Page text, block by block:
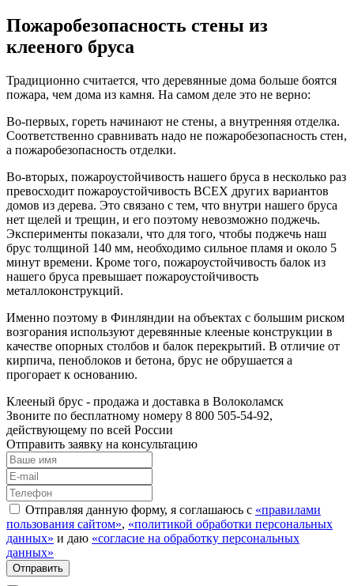
Пожаробезопасность стены из
клееного бруса
Традиционно считается, что деревянные дома больше боятся
пожара, чем дома из камня. На самом деле это не верно:
Во-первых, гореть начинают не стены, а внутренняя отделка.
Соответственно сравнивать надо не пожаробезопасность стен,
а пожаробезопасность отделки.
Во-вторых, пожароустойчивость нашего бруса в несколько раз
превосходит пожароустойчивость ВСЕХ других вариантов
домов из дерева. Это связано с тем, что внутри нашего бруса
нет щелей и трещин, и его поэтому невозможно поджечь.
Эксперименты показали, что для того, чтобы поджечь наш
брус толщиной 140 мм, необходимо сильное пламя и около 5
минут времени. Кроме того, пожароустойчивость балок из
нашего бруса превышает пожароустойчивость
металлоконструкций.
Именно поэтому в Финляндии на объектах с большим риском
возгорания используют деревянные клееные конструкции в
качестве опорных столбов и балок перекрытий. В отличие от
кирпича, пеноблоков и бетона, брус не обрушается а
прогорает к основанию.
Клееный брус - продажа и доставка в Волоколамск
Звоните по бесплатному номеру 8 800 505-54-92,
действующему по всей России
Отправить заявку на консультацию
Отправляя данную форму, я соглашаюсь с «правилами
пользования сайтом», «политикой обработки персональных
данных» и даю «согласие на обработку персональных
данных»